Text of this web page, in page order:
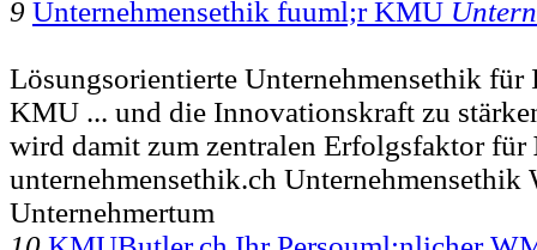
9 Unternehmensethik fuuml;r KMU
Lösungsorientierte Unternehmensethik für
KMU ... und die Innovationskraft zu
wird damit zum zentralen Erfolgsfaktor für
unternehmensethik.ch
Unternehmertum